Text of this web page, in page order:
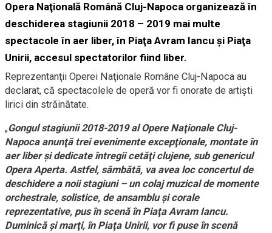
Opera Naţională Română Cluj-Napoca organizează în
deschiderea stagiunii 2018 – 2019 mai multe
spectacole în aer liber, în Piaţa Avram Iancu şi Piaţa
Unirii, accesul spectatorilor fiind liber.
Reprezentanţii Operei Naţionale Române Cluj-Napoca au
declarat, că spectacolele de operă vor fi onorate de artişti
lirici din străinătate.
„Gongul stagiunii 2018-2019 al Opere Naţionale Cluj-
Napoca anunţă trei evenimente excepţionale, montate în
aer liber şi dedicate întregii cetăţi clujene, sub genericul
Opera Aperta. Astfel, sâmbătă, va avea loc concertul de
deschidere a noii stagiuni – un colaj muzical de momente
orchestrale, solistice, de ansamblu şi corale
reprezentative, pus în scenă în Piaţa Avram Iancu.
Duminică şi marţi, în Piaţa Unirii, vor fi puse în scenă